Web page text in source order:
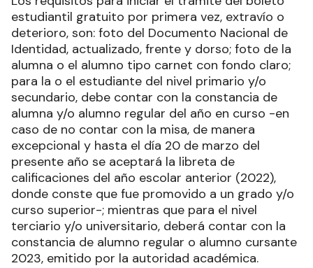
estudiantil gratuito por primera vez, extravío o
deterioro, son: foto del Documento Nacional de
Identidad, actualizado, frente y dorso; foto de la
alumna o el alumno tipo carnet con fondo claro;
para la o el estudiante del nivel primario y/o
secundario, debe contar con la constancia de
alumna y/o alumno regular del año en curso -en
caso de no contar con la misa, de manera
excepcional y hasta el día 20 de marzo del
presente año se aceptará la libreta de
calificaciones del año escolar anterior (2022),
donde conste que fue promovido a un grado y/o
curso superior-; mientras que para el nivel
terciario y/o universitario, deberá contar con la
constancia de alumno regular o alumno cursante
2023, emitido por la autoridad académica.